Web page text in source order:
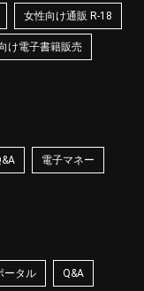
女性向け通販 R-18
け電子書籍販売
電子マネー
ータル Q&A